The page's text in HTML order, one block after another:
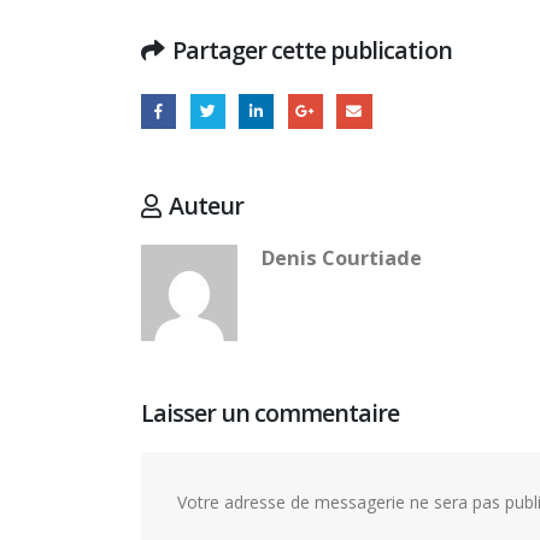
Partager cette publication
Auteur
Denis Courtiade
Laisser un commentaire
Votre adresse de messagerie ne sera pas